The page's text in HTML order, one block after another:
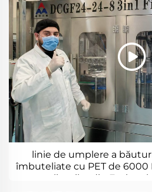
linie de umplere a
îmbuteliate cu PET de 6000
clienților din